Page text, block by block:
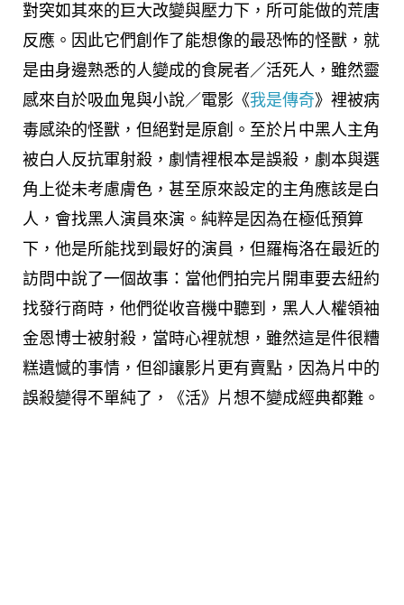
對突如其來的巨大改變與壓力下，所可能做的荒唐
反應。因此它們創作了能想像的最恐怖的怪獸，就
是由身邊熟悉的人變成的食屍者／活死人，雖然靈
感來自於吸血鬼與小說／電影《我是傳奇》裡被病
毒感染的怪獸，但絕對是原創。至於片中黑人主角
被白人反抗軍射殺，劇情裡根本是誤殺，劇本與選
角上從未考慮膚色，甚至原來設定的主角應該是白
人，會找黑人演員來演。純粹是因為在極低預算
下，他是所能找到最好的演員，但羅梅洛在最近的
訪問中說了一個故事：當他們拍完片開車要去紐約
找發行商時，他們從收音機中聽到，黑人人權領袖
金恩博士被射殺，當時心裡就想，雖然這是件很糟
糕遺憾的事情，但卻讓影片更有賣點，因為片中的
誤殺變得不單純了，《活》片想不變成經典都難。